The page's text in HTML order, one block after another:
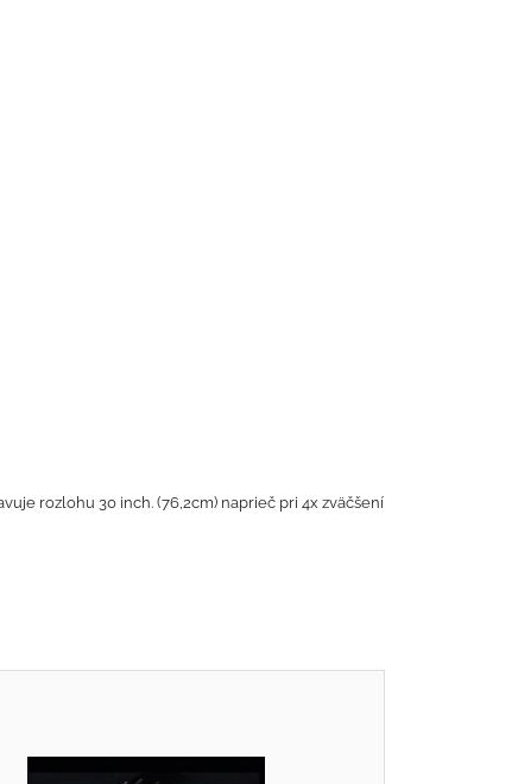
rozlohu 30 inch. (76,2cm) naprieč pri 4x zväčšení